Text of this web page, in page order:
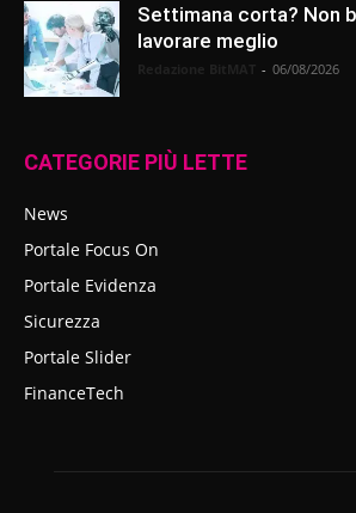
Settimana corta? Non
lavorare meglio
- 06/08/2026
CATEGORIE PIÙ LETTE
News
Portale Focus On
Portale Evidenza
Sicurezza
Portale Slider
FinanceTech